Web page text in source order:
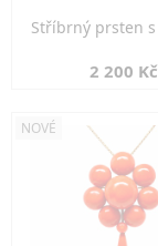
Stříbrný prsten
2 200 Kč
NOVÉ